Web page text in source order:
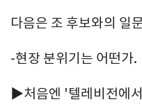
다음은 조 후보와의 일
-현장 분위기는 어떤가.
▶처음엔 '텔레비전에